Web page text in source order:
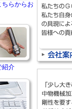
ちらからお
紹介